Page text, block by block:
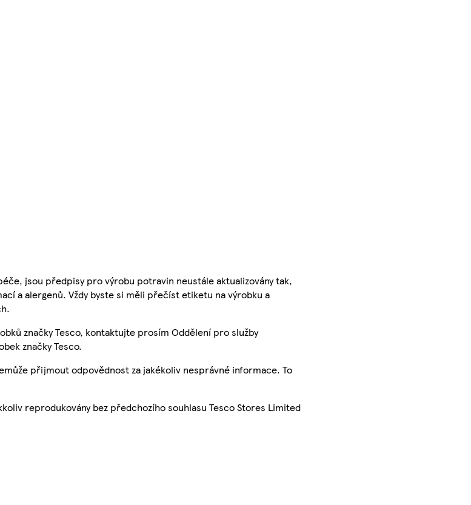
jsou předpisy pro výrobu potravin neustále aktualizovány tak,
a alergenů. Vždy byste si měli přečíst etiketu na výrobku a
značky Tesco, kontaktujte prosím Oddělení pro služby
značky Tesco.
přijmout odpovědnost za jakékoliv nesprávné informace. To
reprodukovány bez předchozího souhlasu Tesco Stores Limited